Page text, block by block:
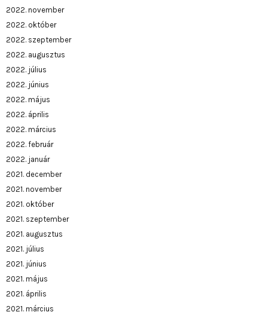
2022. november
2022. október
2022. szeptember
2022. augusztus
2022. július
2022. június
2022. május
2022. április
2022. március
2022. február
2022. január
2021. december
2021. november
2021. október
2021. szeptember
2021. augusztus
2021. július
2021. június
2021. május
2021. április
2021. március